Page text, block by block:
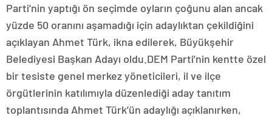
Parti’nin yaptığı ön seçimde oyların çoğunu alan ancak
yüzde 50 oranını aşamadığı için adaylıktan çekildiğini
açıklayan Ahmet Türk, ikna edilerek, Büyükşehir
Belediyesi Başkan Adayı oldu.DEM Parti’nin kentte özel
bir tesiste genel merkez yöneticileri, il ve ilçe
örgütlerinin katılımıyla düzenlediği aday tanıtım
toplantısında Ahmet Türk’ün adaylığı açıklanırken,